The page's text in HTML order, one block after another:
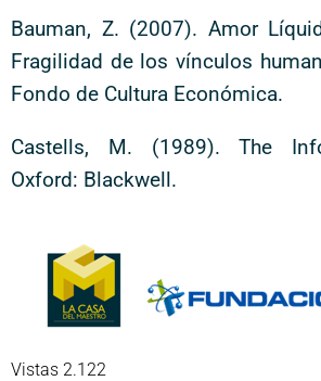
Bauman, Z. (2007). Amor
Fragilidad de los vínculos
Fondo de Cultura Económica.
Castells, M. (1989). The
Oxford: Blackwell.
Vistas 2.122